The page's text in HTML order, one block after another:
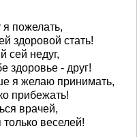
пожелать,
здоровой стать!
сей недуг,
здоровье - друг!
я желаю принимать,
прибежать!
врачей,
веселей!